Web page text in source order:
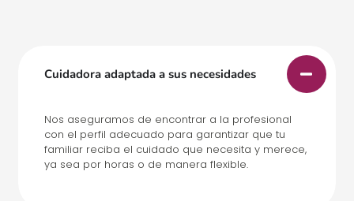
Cuidadora adaptada a sus necesidades
Nos aseguramos de encontrar a la profesional
con el perfil adecuado para garantizar que tu
familiar reciba el cuidado que necesita y merece,
ya sea por horas o de manera flexible.